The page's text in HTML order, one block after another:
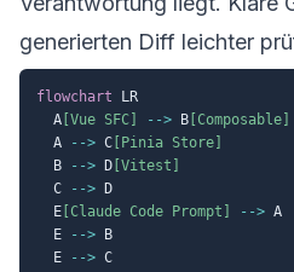
generierten Diff leichter
flowchart LR
  A
[Vue SFC] --> B [Composable]
  A
--> C [Pinia Store]
  B
--> D [Vitest]
  C
--> D
  E
[Claude Code Prompt] --> A
  E
--> B
  E
--> C